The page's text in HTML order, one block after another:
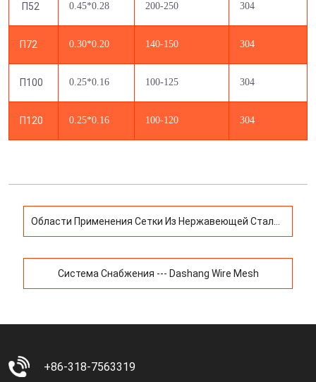
П52 0.45*0.28 200-250 304
П72 0.30*0.20 140-150 304
П100 0.25*0.16 100-125 304
П120 0.25*0.16 100-120 304
Области Применения Сетки Из Нержавеющей Стали
Система Снабжения --- Dashang Wire Mesh
+86-318-7563319